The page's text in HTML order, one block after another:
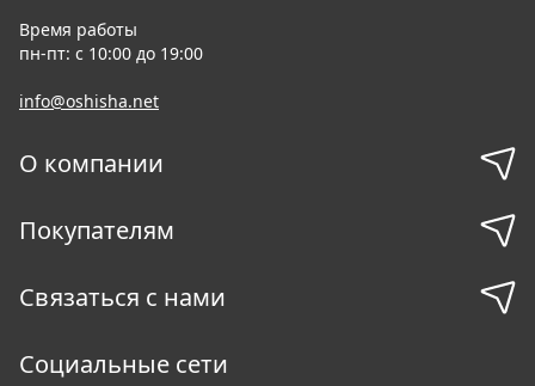
Время работы
пн-пт: с 10:00 до 19:00
info@oshisha.net
О компании
Покупателям
Связаться с нами
Социальные сети